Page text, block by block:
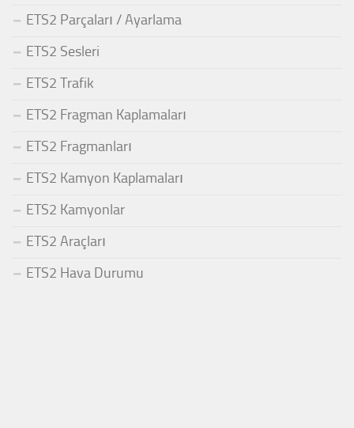
ETS2 Parçaları / Ayarlama
ETS2 Sesleri
ETS2 Trafik
ETS2 Fragman Kaplamaları
ETS2 Fragmanları
ETS2 Kamyon Kaplamaları
ETS2 Kamyonlar
ETS2 Araçları
ETS2 Hava Durumu